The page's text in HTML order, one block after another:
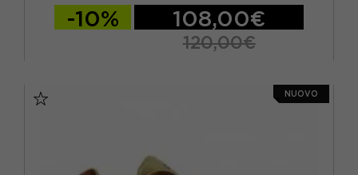
EUR 38.5 / US 6
EUR 40.5 / US 7.5
-10% 108,00€
120,00€
NUOVO